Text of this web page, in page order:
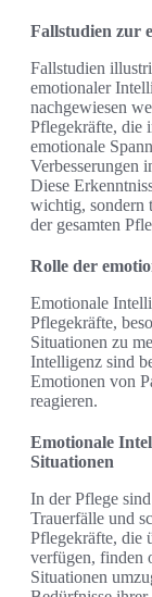
Fallstudien zur
Fallstudien
emotionaler
nachgewiesen
Pflegekräfte, die
emotionale
Verbesserungen
Diese
wichtig, sondern
der gesamten
Rolle der
Emotionale
Pflegekräfte,
Situationen zu
Intelligenz sind
Emotionen von
reagieren.
Emotionale
Situationen
In der Pflege
Trauerfälle und
Pflegekräfte, die
verfügen, finden
Situationen